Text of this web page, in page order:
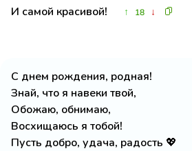
И самой красивой!
↑ 18 ↓
С днем рождения, родная!
Знай, что я навеки твой,
Обожаю, обнимаю,
Восхищаюсь я тобой!
Пусть добро, удача, радость 💖